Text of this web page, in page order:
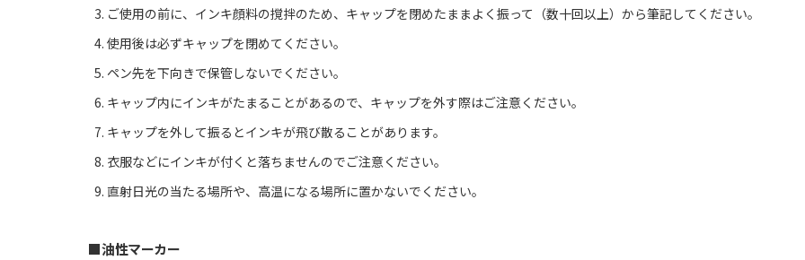
ご使用の前に、インキ顔料の撹拌のため、キャップを閉めたままよく振って（数十回以上）から筆記してください。
使用後は必ずキャップを閉めてください。
ペン先を下向きで保管しないでください。
キャップ内にインキがたまることがあるので、キャップを外す際はご注意ください。
キャップを外して振るとインキが飛び散ることがあります。
衣服などにインキが付くと落ちませんのでご注意ください。
直射日光の当たる場所や、高温になる場所に置かないでください。
■油性マーカー